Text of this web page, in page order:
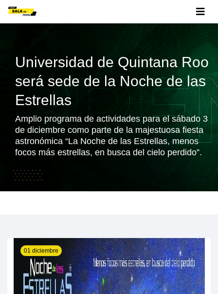
Universidad de Quintana Roo
será sede de la Noche de las
Estrellas
Amplio programa de actividades para el sábado 3
de diciembre como parte de la majestuosa fiesta
astronómica “La Noche de las Estrellas, menos
focos más estrellas, en busca del cielo perdido”.
01 diciembre